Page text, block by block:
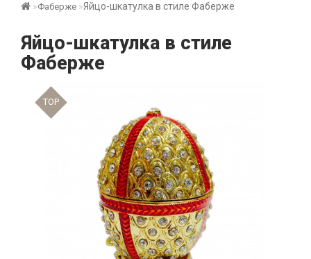
Фаберже Яйцо-шкатулка в стиле Фаберже
Яйцо-шкатулка в стиле
Фаберже
TOP